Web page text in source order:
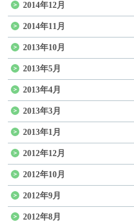
2014年12月
2014年11月
2013年10月
2013年5月
2013年4月
2013年3月
2013年1月
2012年12月
2012年10月
2012年9月
2012年8月